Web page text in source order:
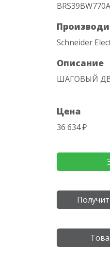
Schneider
Описание
ШАГОВЫЙ
Цена
36 634 ₽